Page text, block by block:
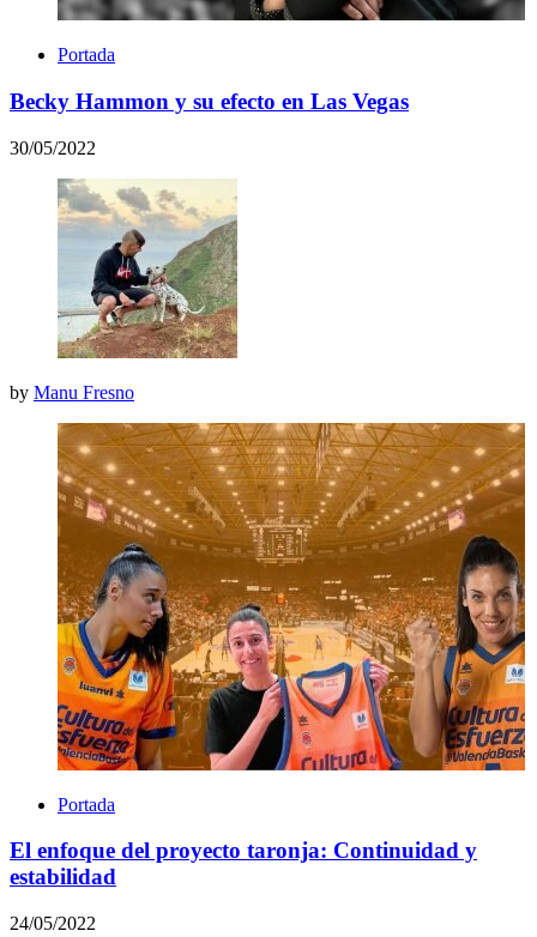
Portada
Becky Hammon y su efecto en Las Vegas
30/05/2022
by Manu Fresno
Portada
El enfoque del proyecto taronja: Continuidad y
estabilidad
24/05/2022